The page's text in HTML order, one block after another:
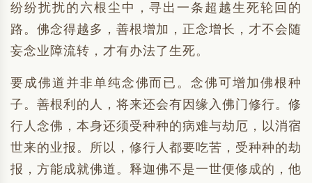
纷纷扰扰的六根尘中，寻出一条超越生死轮回的
路。佛念得越多，善根增加，正念增长，才不会随
妄念业障流转，才有办法了生死。
要成佛道并非单纯念佛而已。念佛可增加佛根种
子。善根利的人，将来还会有因缘入佛门修行。修
行人念佛，本身还须受种种的病难与劫厄，以消宿
世来的业报。所以，修行人都要吃苦，受种种的劫
报，方能成就佛道。释迦佛不是一世便修成的，他